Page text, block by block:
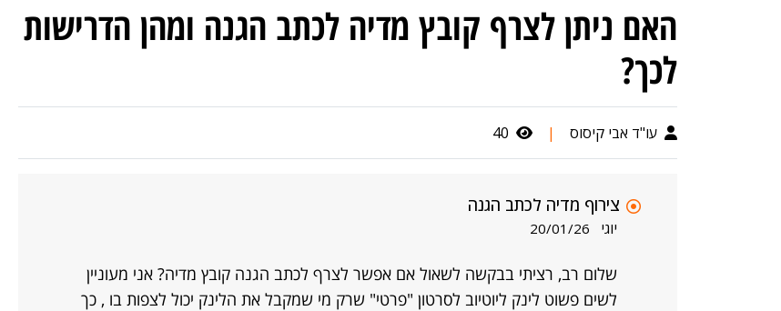
האם ניתן לצרף קובץ מדיה לכתב הגנה ומהן הדרישות
לכך?
עו"ד אבי קיסוס |
40
צירוף מדיה לכתב הגנה
יוגי 20/01/26
שלום רב, רציתי בבקשה לשאול אם אפשר לצרף לכתב הגנה קובץ מדיה? אני מעוניין
לשים פשוט לינק ליוטיוב לסרטון "פרטי" שרק מי שמקבל את הלינק יכול לצפות בו , כך